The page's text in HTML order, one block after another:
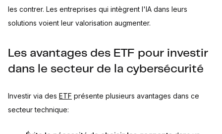
les contrer. Les entreprises qui intègrent l'IA dans leurs
solutions voient leur valorisation augmenter.
Les avantages des ETF pour investir
dans le secteur de la cybersécurité
Investir via des ETF présente plusieurs avantages dans ce
secteur technique: